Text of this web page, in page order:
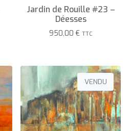
Jardin de Rouille #23 –
Déesses
950,00 € TTC
VENDU